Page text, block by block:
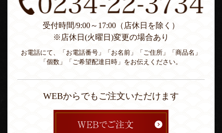
受付時間/9:00～17:00（店休日を除く）
※店休日(火曜日)変更の場合あり
お電話にて、「お電話番号」「お名前」「ご住所」「商品名」
「個数」「ご希望配達日時」をお伝えください。
WEBからでもご注文いただけます